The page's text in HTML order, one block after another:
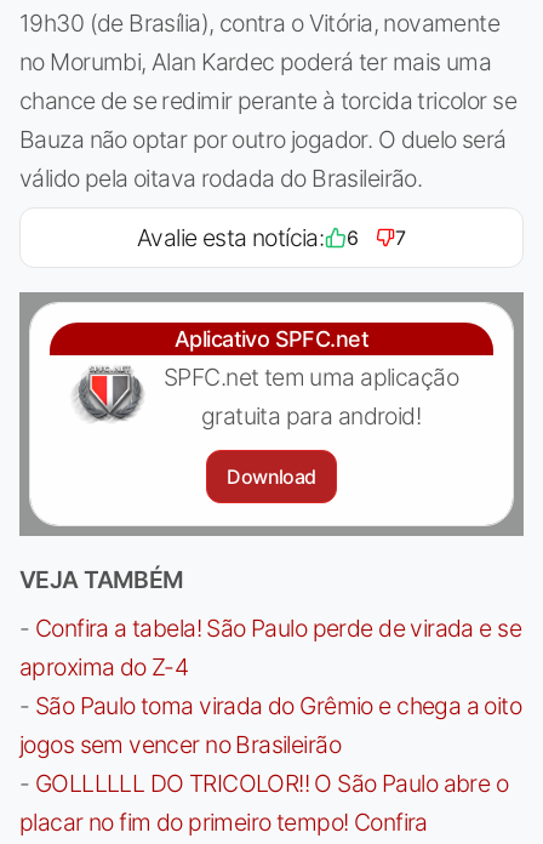
19h30 (de Brasília), contra o Vitória, novamente
no Morumbi, Alan Kardec poderá ter mais uma
chance de se redimir perante à torcida tricolor se
Bauza não optar por outro jogador. O duelo será
válido pela oitava rodada do Brasileirão.
Avalie esta notícia: 6 7
Aplicativo SPFC.net
SPFC.net tem uma aplicação
gratuita para android!
Download
VEJA TAMBÉM
- Confira a tabela! São Paulo perde de virada e se
aproxima do Z-4
- São Paulo toma virada do Grêmio e chega a oito
jogos sem vencer no Brasileirão
- GOLLLLLL DO TRICOLOR!! O São Paulo abre o
placar no fim do primeiro tempo! Confira